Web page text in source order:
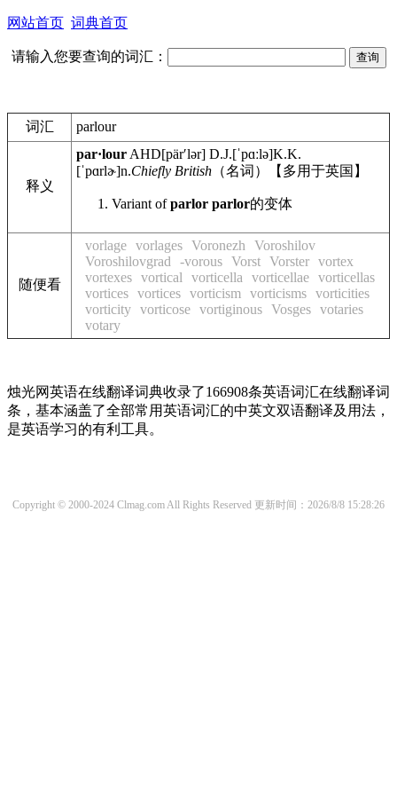
网站首页 词典首页
请输入您要查询的词汇：
词汇 parlour
释义
par·lour AHD[pärʹlər] D.J.[ˈpɑːlə]K.K.
[ˈpɑrlɚ]n.Chiefly British （名词）【多用于英国】
Variant ofparlor parlor的变体
随便看
vorlage vorlages Voronezh
Voroshilov
Voroshilovgrad
-vorous Vorst Vorster vortex
vortexes vortical vorticella vorticellae vorticellas
vortices vortices vorticism vorticisms vorticities
vorticity vorticose vortiginous Vosges votaries
votary
烛光网英语在线翻译词典收录了166908条英语词汇在线翻译词
条，基本涵盖了全部常用英语词汇的中英文双语翻译及用法，
是英语学习的有利工具。
Copyright © 2000-2024 Clmag.com All Rights Reserved 更新时间：2026/8/8 15:28:26